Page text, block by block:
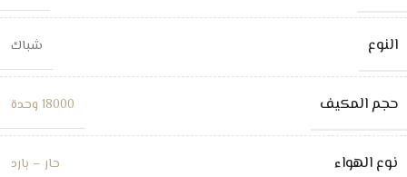
النوع شباك
حجم المكيف 18000 وحدة
نوع الهواء حار – بارد